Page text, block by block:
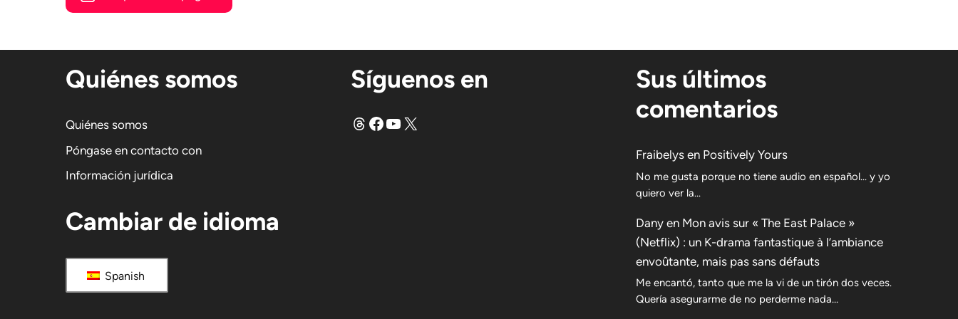
Quiénes somos
Quiénes somos
Póngase en contacto con
Información jurídica
Cambiar de idioma
Spanish
Síguenos en
Hilos
Facebook
YouTube
X
Sus últimos
comentarios
Fraibelys en Positively Yours
No me gusta porque no tiene audio en español... y yo
quiero ver la...
Dany en Mon avis sur « The East Palace »
(Netflix) : un K-drama fantastique à l’ambiance
envoûtante, mais pas sans défauts
Me encantó, tanto que me la vi de un tirón dos veces.
Quería asegurarme de no perderme nada…